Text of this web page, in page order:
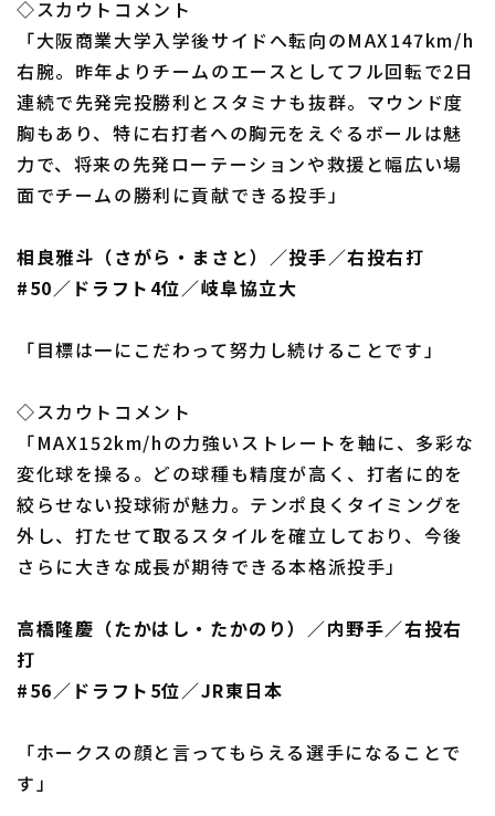
◇スカウトコメント
「大阪商業大学入学後サイドへ転向のMAX147km/h
右腕。昨年よりチームのエースとしてフル回転で2日
連続で先発完投勝利とスタミナも抜群。マウンド度
胸もあり、特に右打者への胸元をえぐるボールは魅
力で、将来の先発ローテーションや救援と幅広い場
面でチームの勝利に貢献できる投手」
相良雅斗（さがら・まさと）／投手／右投右打
#50／ドラフト4位／岐阜協立大
「目標は一にこだわって努力し続けることです」
◇スカウトコメント
「MAX152km/hの力強いストレートを軸に、多彩な
変化球を操る。どの球種も精度が高く、打者に的を
絞らせない投球術が魅力。テンポ良くタイミングを
外し、打たせて取るスタイルを確立しており、今後
さらに大きな成長が期待できる本格派投手」
高橋隆慶（たかはし・たかのり）／内野手／右投右
打
#56／ドラフト5位／JR東日本
「ホークスの顔と言ってもらえる選手になることで
す」